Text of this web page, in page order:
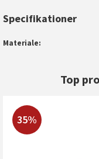
Specifikationer
Materiale
Top
35%